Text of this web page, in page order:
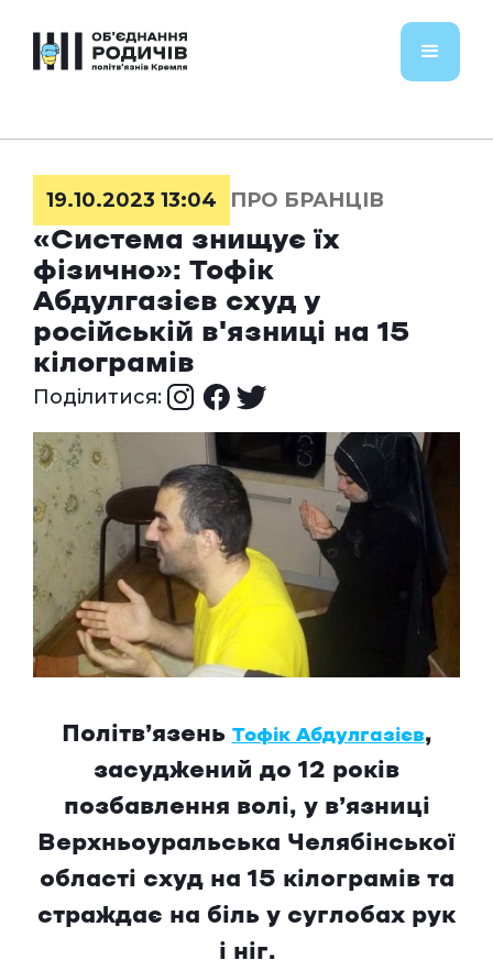
19.10.2023 13:04
ПРО БРАНЦІВ
«Система знищує їх
фізично»: Тофік
Абдулгазієв схуд у
російській в'язниці на 15
кілограмів
Поділитися:
Політв’язень Тофік Абдулгазієв,
засуджений до 12 років
позбавлення волі, у в’язниці
Верхньоуральська Челябінської
області схуд на 15 кілограмів та
страждає на біль у суглобах рук
і ніг.